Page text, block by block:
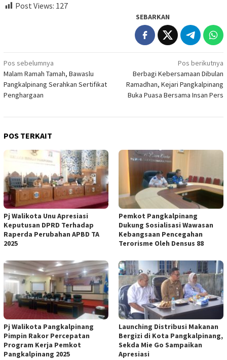
Post Views: 127
SEBARKAN
Navigasi
pos
Pos sebelumnya
Malam Ramah Tamah, Bawaslu
Pangkalpinang Serahkan Sertifikat
Penghargaan
Pos berikutnya
Berbagi Kebersamaan Dibulan
Ramadhan, Kejari Pangkalpinang
Buka Puasa Bersama Insan Pers
POS TERKAIT
Pj Walikota Unu Apresiasi
Keputusan DPRD Terhadap
Raperda Perubahan APBD TA
2025
Pemkot Pangkalpinang
Dukung Sosialisasi Wawasan
Kebangsaan Pencegahan
Terorisme Oleh Densus 88
Pj Walikota Pangkalpinang
Pimpin Rakor Percepatan
Program Kerja Pemkot
Pangkalpinang 2025
Launching Distribusi Makanan
Bergizi di Kota Pangkalpinang,
Sekda Mie Go Sampaikan
Apresiasi